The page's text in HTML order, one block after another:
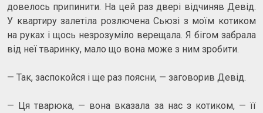
довелось припинити. На цей раз двері відчиняв Девід.
У квартиру залетіла розлючена Сьюзі з моїм котиком
на руках і щось незрозуміло верещала. Я бігом забрала
від неї тваринку, мало що вона може з ним зробити.
— Так, заспокойся і ще раз поясни, — заговорив Девід.
— Ця тварюка, — вона вказала за нас з котиком, — її